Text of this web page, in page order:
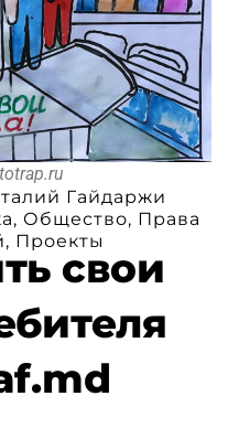
Гайдаржи
, Общество, Права
, Проекты
свои